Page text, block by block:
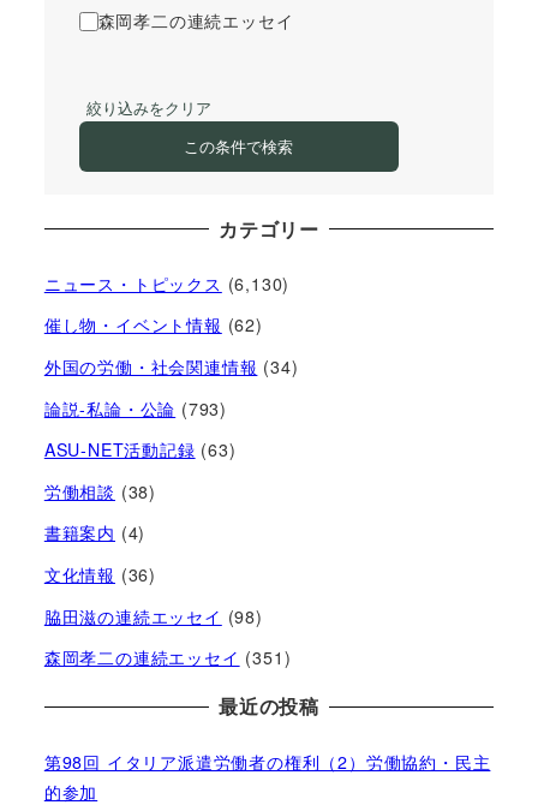
森岡孝二の連続エッセイ
絞り込みをクリア
この条件で検索
カテゴリー
ニュース・トピックス (6,130)
催し物・イベント情報 (62)
外国の労働・社会関連情報 (34)
論説-私論・公論 (793)
ASU-NET活動記録 (63)
労働相談 (38)
書籍案内 (4)
文化情報 (36)
脇田滋の連続エッセイ (98)
森岡孝二の連続エッセイ (351)
最近の投稿
第98回 イタリア派遣労働者の権利（2）労働協約・民主
的参加